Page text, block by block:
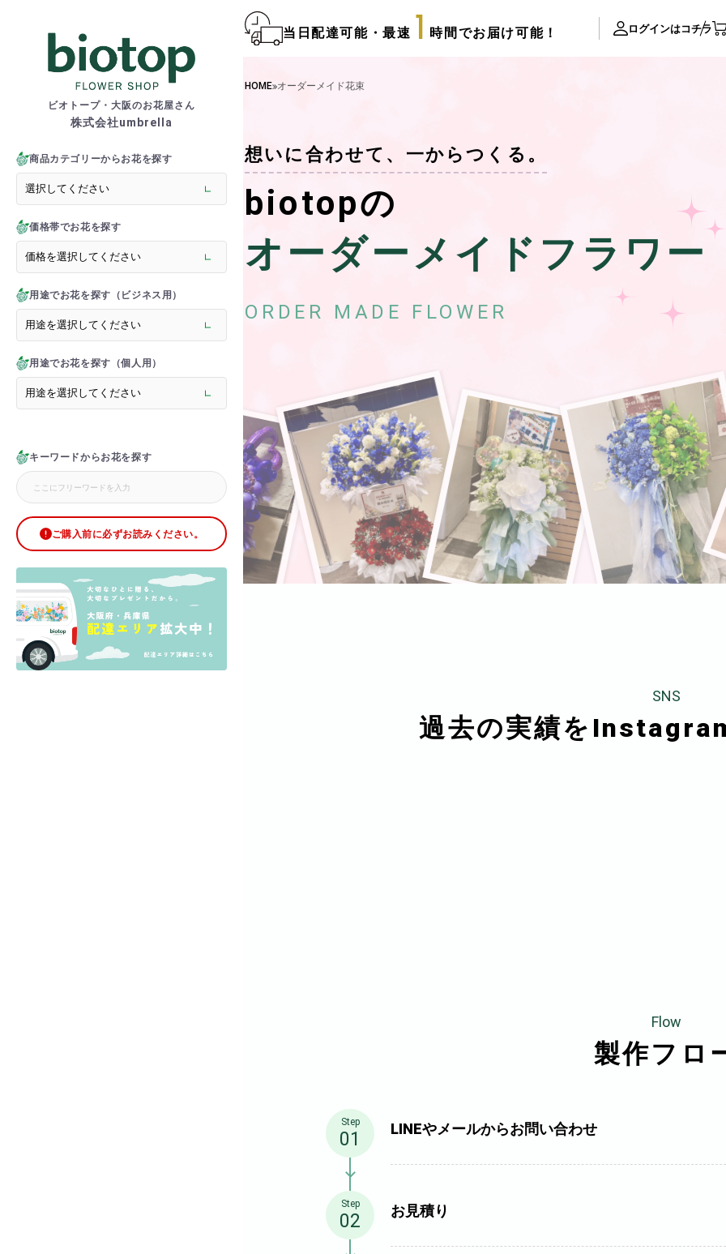
ビオトープ・大阪のお花屋さん
株式会社umbrella
商品カテゴリーからお花を探す
価格帯でお花を探す
用途でお花を探す（ビジネス用）
用途でお花を探す（個人用）
キーワードからお花を探す
ご購入前に必ずお読みください。
当日配達可能・最速 1 時間でお届け可能！ ログインはコチラ
> 新商品
> フラワースタンド
> バルーンスタンド
> 胡蝶蘭
> オーダーメイド
> フラワーアレンジメント
> バルーン＆ぬいぐるみ花束
> オフィスグリーン特集
> サプライズ装飾・ホテル装飾
> バルーン装飾
> シャンパンタワー
> アーチ
> シャボンフラワー
> ブリザードフラワー
> ボックスフラワー
> ローズベア
> 金額調整オプション
サプライズ装飾ギャラリー
後払い決済申請用紙
会社概要
採用情報
HOME オーダーメイド花束
想いに合わせて、一からつくる。
biotopの
オーダーメイドフラワー
ORDER MADE FLOWER
SNS
過去の実績を
Flow
製作フロ
Step
01 LINEやメールからお問い合わせ
Step
02 お見積り